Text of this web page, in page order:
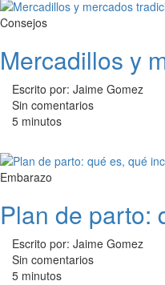
Consejos
Mercadillos y
Escrito por: Jaime Gomez
Sin comentarios
5 minutos
Embarazo
Plan de parto:
Escrito por: Jaime Gomez
Sin comentarios
5 minutos